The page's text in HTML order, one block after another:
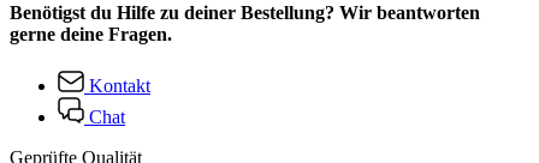
Benötigst du Hilfe zu deiner Bestellung? Wir beantworten
gerne deine Fragen.
Kontakt
Chat
Geprüfte Qualität